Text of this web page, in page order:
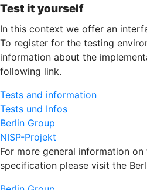
Test it yourself
In this context we offer an
To register for the testing
information about the
following link.
Tests and information
Tests und Infos
Berlin Group
NISP-Projekt
For more general information
specification please visit the